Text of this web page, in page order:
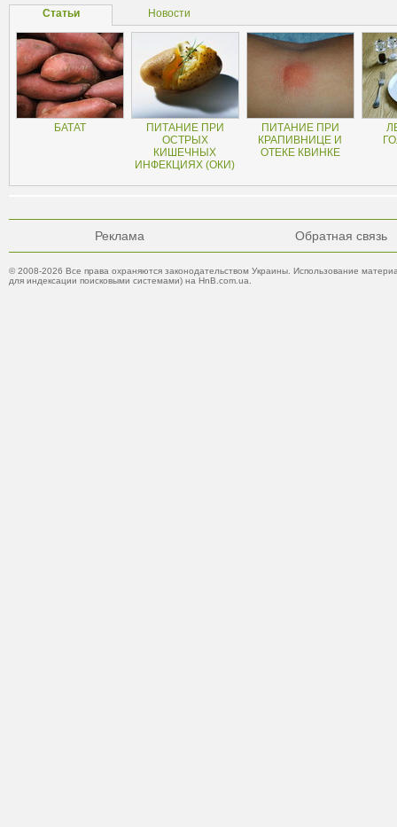
Статьи Новости
БАТАТ
ПИТАНИЕ ПРИ
ОСТРЫХ
КИШЕЧНЫХ
ИНФЕКЦИЯХ (ОКИ)
ПИТАНИЕ ПРИ
КРАПИВНИЦЕ И
ОТЕКЕ КВИНКЕ
Реклама Обратная связь
© 2008-2026 Все права охраняются законодательством Украины. Использование
для индексации поисковыми системами) на HnB.com.ua.